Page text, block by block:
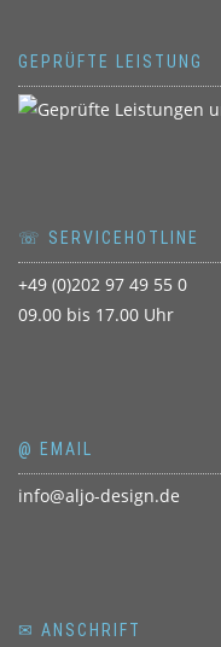
GEPRÜFTE LEISTUNG
☏ SERVICEHOTLINE
+49 (0)202 97 49 55 0
09.00 bis 17.00 Uhr
@ EMAIL
info@aljo-design.de
✉ ANSCHRIFT